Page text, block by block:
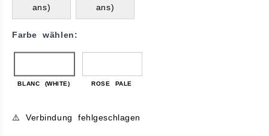
ans)
ans)
Farbe wählen:
BLANC (WHITE) ROSE PALE
⚠️ Verbindung fehlgeschlagen